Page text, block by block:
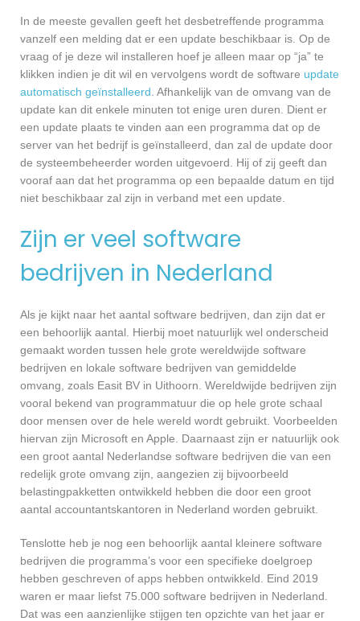
In de meeste gevallen geeft het desbetreffende programma
vanzelf een melding dat er een update beschikbaar is. Op de
vraag of je deze wil installeren hoef je alleen maar op “ja” te
klikken indien je dit wil en vervolgens wordt de software update
automatisch geïnstalleerd. Afhankelijk van de omvang van de
update kan dit enkele minuten tot enige uren duren. Dient er
een update plaats te vinden aan een programma dat op de
server van het bedrijf is geïnstalleerd, dan zal de update door
de systeembeheerder worden uitgevoerd. Hij of zij geeft dan
vooraf aan dat het programma op een bepaalde datum en tijd
niet beschikbaar zal zijn in verband met een update.
Zijn er veel software
bedrijven in Nederland
Als je kijkt naar het aantal software bedrijven, dan zijn dat er
een behoorlijk aantal. Hierbij moet natuurlijk wel onderscheid
gemaakt worden tussen hele grote wereldwijde software
bedrijven en lokale software bedrijven van gemiddelde
omvang, zoals Easit BV in Uithoorn. Wereldwijde bedrijven zijn
vooral bekend van programmatuur die op hele grote schaal
door mensen over de hele wereld wordt gebruikt. Voorbeelden
hiervan zijn Microsoft en Apple. Daarnaast zijn er natuurlijk ook
een groot aantal Nederlandse software bedrijven die van een
redelijk grote omvang zijn, aangezien zij bijvoorbeeld
belastingpakketten ontwikkeld hebben die door een groot
aantal accountantskantoren in Nederland worden gebruikt.
Tenslotte heb je nog een behoorlijk aantal kleinere software
bedrijven die programma’s voor een specifieke doelgroep
hebben geschreven of apps hebben ontwikkeld. Eind 2019
waren er maar liefst 75.000 software bedrijven in Nederland.
Dat was een aanzienlijke stijgen ten opzichte van het jaar er